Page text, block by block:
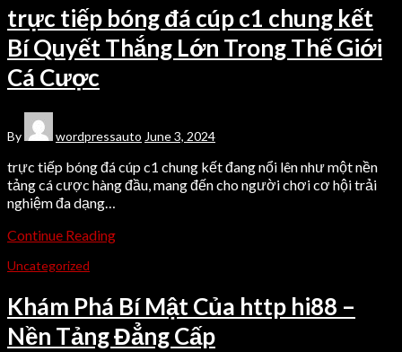
trực tiếp bóng đá cúp c1 chung kết
Bí Quyết Thắng Lớn Trong Thế Giới
Cá Cược
By wordpressauto June 3, 2024
trực tiếp bóng đá cúp c1 chung kết đang nổi lên như một nền
tảng cá cược hàng đầu, mang đến cho người chơi cơ hội trải
nghiệm đa dạng…
Continue Reading
Uncategorized
Khám Phá Bí Mật Của http hi88 –
Nền Tảng Đẳng Cấp